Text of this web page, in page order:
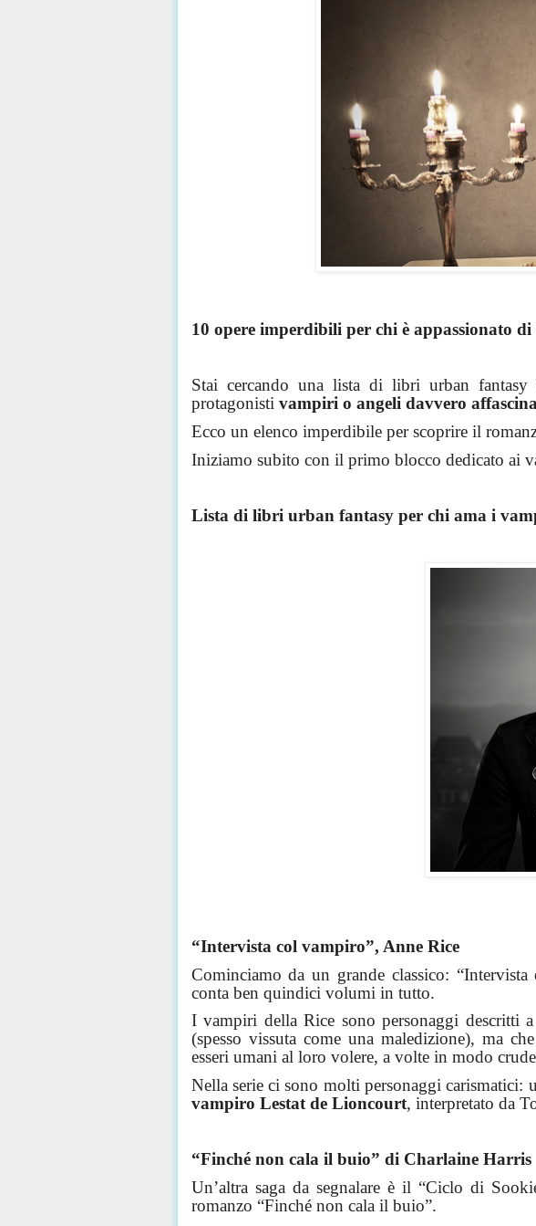
10 opere imperdibili per chi è appassionato
Stai cercando una lista di libri urban
protagonisti vampiri o angeli davvero
Ecco un elenco imperdibile per scoprire il
Iniziamo subito con il primo blocco dedicato ai
Lista di libri urban fantasy per chi ama i
“Intervista col vampiro”, Anne Rice
Cominciamo da un grande classico:
conta ben quindici volumi in tutto.
I vampiri della Rice sono personaggi descritti
(spesso vissuta come una maledizione), ma
esseri umani al loro volere, a volte in modo
Nella serie ci sono molti personaggi
vampiro Lestatde Lioncourt, interpretato da
“Finché non cala il buio” di CharlaineHarris
Un’altra saga da segnalare è il “Ciclo di
romanzo “Finché non cala il buio”.